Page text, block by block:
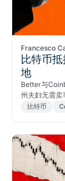
Francesco
比特币
地
Better与
州夫妇无需卖
比特币